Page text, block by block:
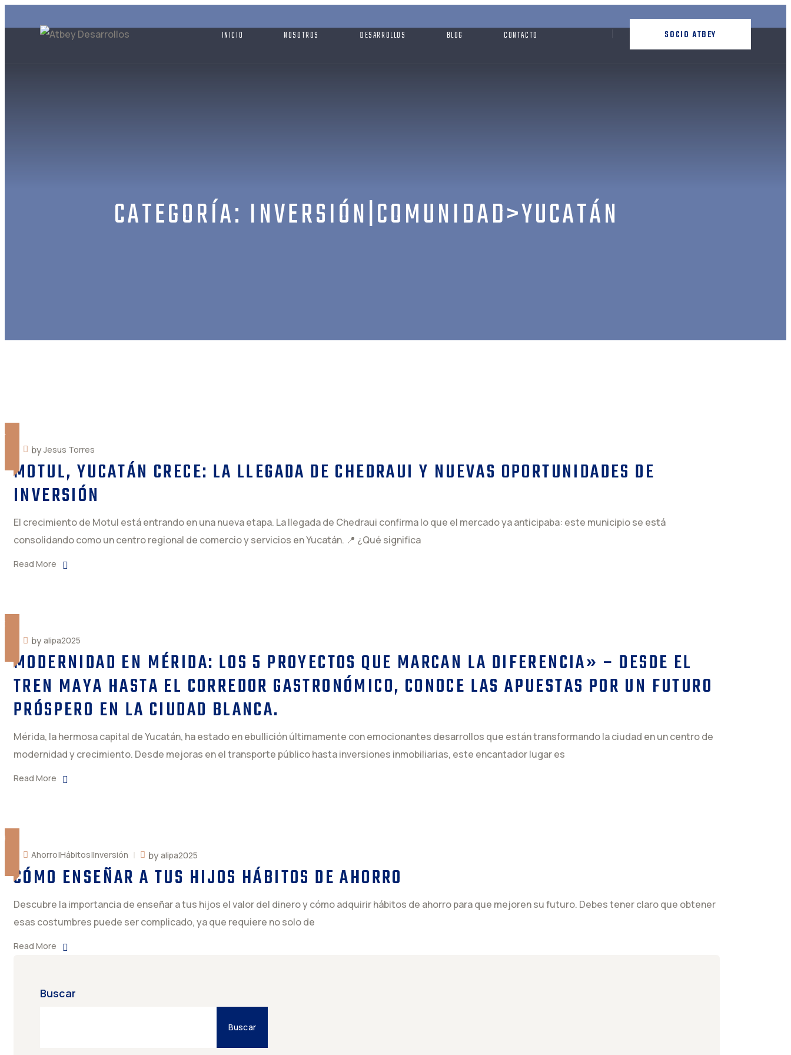
to
INICIO NOSOTROS DESARROLLOS BLOG CONTACTO SOCIO ATBEY
CATEGORÍA: INVERSIÓN|COMUNIDAD>YUCATÁN
byJesus Torres
MOTUL, YUCATÁN CRECE: LA LLEGADA DE CHEDRAUI Y NUEVAS OPORTUNIDADES DE
INVERSIÓN
El crecimiento de Motul está entrando en una nueva etapa. La llegada de Chedraui confirma lo que el mercado ya anticipaba: este municipio se está
consolidando como un centro regional de comercio y servicios en Yucatán. 📍 ¿Qué significa
Read More
byalipa2025
MODERNIDAD EN MÉRIDA: LOS 5 PROYECTOS QUE MARCAN LA DIFERENCIA» – DESDE EL
TREN MAYA HASTA EL CORREDOR GASTRONÓMICO, CONOCE LAS APUESTAS POR UN FUTURO
PRÓSPERO EN LA CIUDAD BLANCA.
Mérida, la hermosa capital de Yucatán, ha estado en ebullición últimamente con emocionantes desarrollos que están transformando la ciudad en un centro de
modernidad y crecimiento. Desde mejoras en el transporte público hasta inversiones inmobiliarias, este encantador lugar es
Read More
Ahorro|Hábitos|Inversión byalipa2025
CÓMO ENSEÑAR A TUS HIJOS HÁBITOS DE AHORRO
Descubre la importancia de enseñar a tus hijos el valor del dinero y cómo adquirir hábitos de ahorro para que mejoren su futuro. Debes tener claro que obtener
esas costumbres puede ser complicado, ya que requiere no solo de
Read More
Buscar
Buscar